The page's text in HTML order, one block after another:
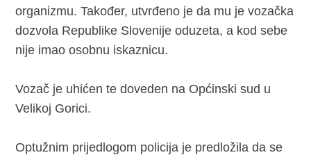
organizmu. Također, utvrđeno je da mu je vozačka
dozvola Republike Slovenije oduzeta, a kod sebe
nije imao osobnu iskaznicu.
Vozač je uhićen te doveden na Općinski sud u
Velikoj Gorici.
Optužnim prijedlogom policija je predložila da se